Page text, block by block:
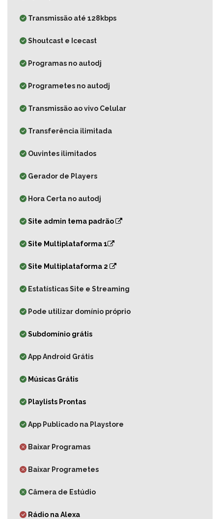
Transmissão até 128kbps
Shoutcast e Icecast
Programas no autodj
Programetes no autodj
Transmissão ao vivo Celular
Transferência ilimitada
Ouvintes ilimitados
Gerador de Players
Hora Certa no autodj
Site admin tema padrão
Site Multiplataforma 1
Site Multiplataforma 2
Estatísticas Site e Streaming
Pode utilizar domínio próprio
Subdomínio grátis
App Android Grátis
Músicas Grátis
Playlists Prontas
App Publicado na Playstore
Baixar Programas
Baixar Programetes
Câmera de Estúdio
Rádio na Alexa